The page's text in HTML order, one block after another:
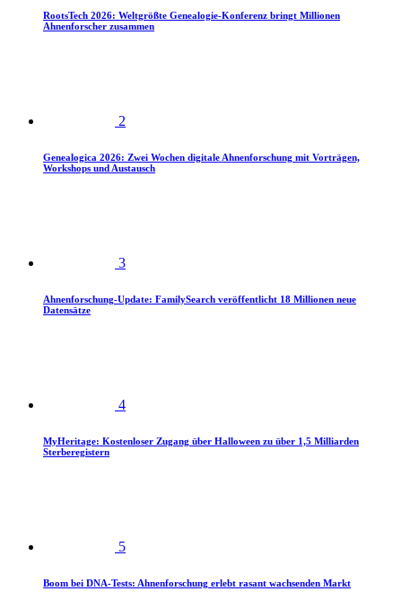
RootsTech 2026: Weltgrößte Genealogie-Konferenz bringt Millionen
Ahnenforscher zusammen
2
Genealogica 2026: Zwei Wochen digitale Ahnenforschung mit Vorträgen,
Workshops und Austausch
3
Ahnenforschung-Update: FamilySearch veröffentlicht 18 Millionen neue
Datensätze
4
MyHeritage: Kostenloser Zugang über Halloween zu über 1,5 Milliarden
Sterberegistern
5
Boom bei DNA-Tests: Ahnenforschung erlebt rasant wachsenden Markt